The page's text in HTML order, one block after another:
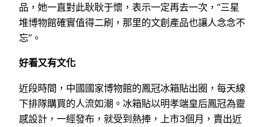
品，她一直對此耿耿于懷，表示一定再去一次，“三星
堆博物館確實值得二刷，那里的文創產品也讓人念念不
忘”。
好看又有文化
近段時間，中國國家博物館的鳳冠冰箱貼出圈，每天線
下排隊購買的人流如潮。冰箱貼以明孝端皇后鳳冠為靈
感設計，一經發布，就受到熱捧，上市3個月，賣出近